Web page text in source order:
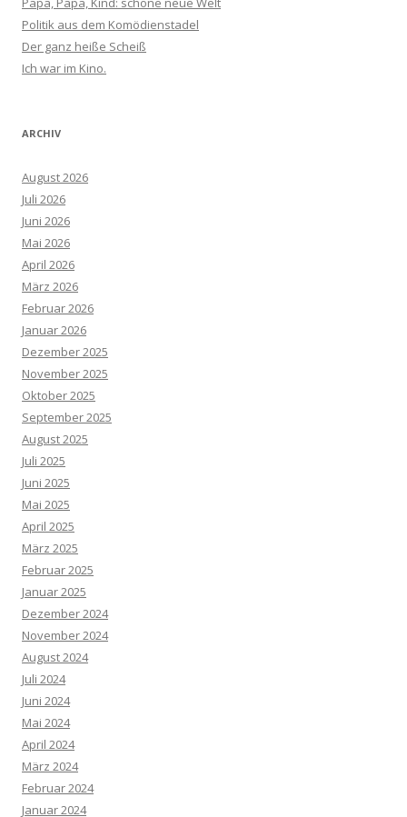
Politik aus dem Komödienstadel
Der ganz heiße Scheiß
Ich war im Kino.
ARCHIV
August 2026
Juli 2026
Juni 2026
Mai 2026
April 2026
März 2026
Februar 2026
Januar 2026
Dezember 2025
November 2025
Oktober 2025
September 2025
August 2025
Juli 2025
Juni 2025
Mai 2025
April 2025
März 2025
Februar 2025
Januar 2025
Dezember 2024
November 2024
August 2024
Juli 2024
Juni 2024
Mai 2024
April 2024
März 2024
Februar 2024
Januar 2024